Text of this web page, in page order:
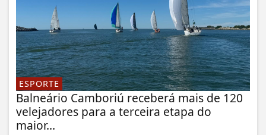
ESPORTE
Balneário Camboriú receberá mais de 120
velejadores para a terceira etapa do
maior...